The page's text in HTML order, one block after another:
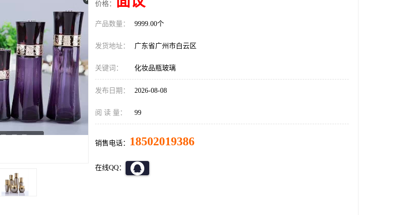
价格：
产品数量： 9999.00个
发货地址： 广东省广州市白云区
关键词： 化妆品瓶玻璃
发布日期： 2026-08-08
阅 读 量： 99
销售电话： 18502019386
在线QQ：